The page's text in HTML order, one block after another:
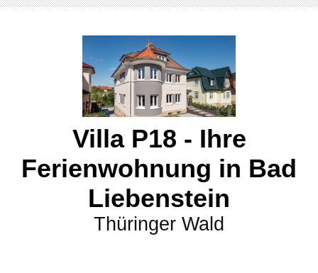
Villa P18 - Ihre
Ferienwohnung in Bad
Liebenstein
Thüringer Wald